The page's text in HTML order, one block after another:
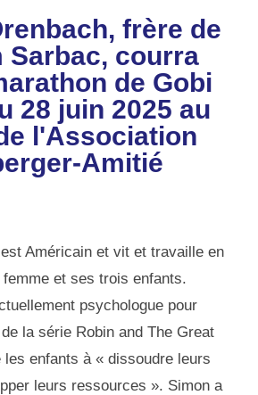
frère de
Sarbac, courra
de Gobi
28 juin 2025 au
l'Association
Amitié
Américain et vit et travaille en
et ses trois enfants.
psychologue pour
la série Robin and The Great
les enfants à « dissoudre leurs
leurs ressources ». Simon a